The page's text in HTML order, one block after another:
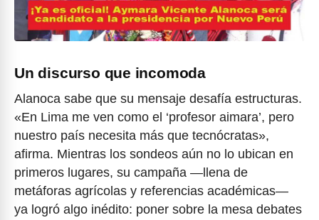
Un discurso que incomoda
Alanoca sabe que su mensaje desafía estructuras.
«En Lima me ven como el ‘profesor aimara’, pero
nuestro país necesita más que tecnócratas»,
afirma. Mientras los sondeos aún no lo ubican en
primeros lugares, su campaña —llena de
metáforas agrícolas y referencias académicas—
ya logró algo inédito: poner sobre la mesa debates